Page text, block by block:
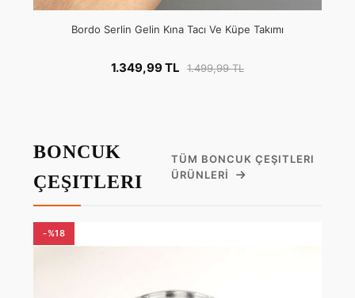
Bordo Serlin Gelin Kına Tacı Ve Küpe Takımı
1.349,99 TL 1.499,99 TL
BONCUK
ÇEŞITLERI
TÜM BONCUK ÇEŞITLERI
ÜRÜNLERI
-%18